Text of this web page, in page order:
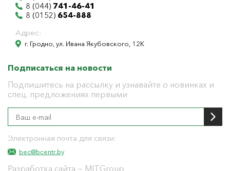
8 (044) 741-46-41
8 (0152) 654-888
Адрес:
г. Гродно, ул. Ивана Якубовского, 12К
Подписаться на новости
Подпишитесь на рассылку и узнавайте о новинках и
спец. предложениях первыми
Электронная почта для связи:
bec@bcentr.by
Разработка сайта — MITGroup